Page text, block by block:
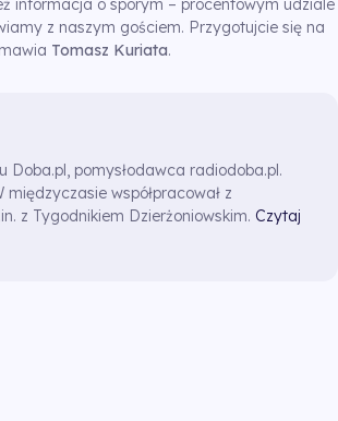
informacja o sporym – procentowym udziale
z naszym gościem. Przygotujcie się na
Tomasz Kuriata.
pomysłodawca radiodoba.pl.
współpracował z
z Tygodnikiem Dzierżoniowskim. Czytaj